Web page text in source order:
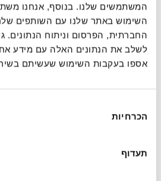
המשתמשים שלנו. בנוסף, אנחנו
השימוש באתר שלנו עם השותפים
החברתית, הפרסום וניתוח הנתונים.
לשלב את הנתונים האלה עם מידע
אספו בעקבות השימוש שעשיתם
הסכמה
הכרחיות
תעדוף